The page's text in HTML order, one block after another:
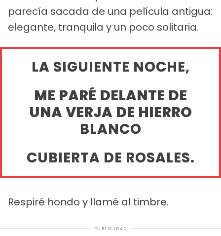
parecía sacada de una película antigua:
elegante, tranquila y un poco solitaria.
LA SIGUIENTE NOCHE,
ME PARÉ DELANTE DE
UNA VERJA DE HIERRO
BLANCO
CUBIERTA DE ROSALES.
Respiré hondo y llamé al timbre.
PUBLICIDAD